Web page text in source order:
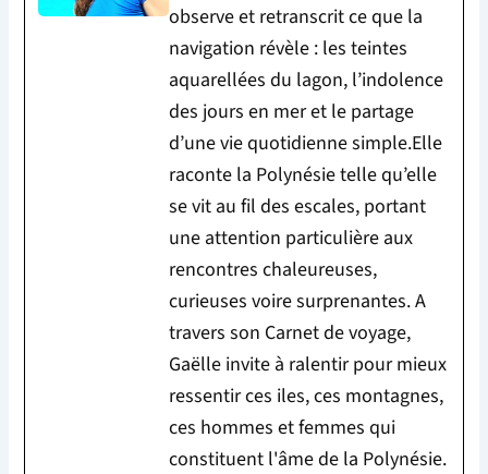
observe et retranscrit ce que la
navigation révèle : les teintes
aquarellées du lagon, l’indolence
des jours en mer et le partage
d’une vie quotidienne simple.Elle
raconte la Polynésie telle qu’elle
se vit au fil des escales, portant
une attention particulière aux
rencontres chaleureuses,
curieuses voire surprenantes. A
travers son Carnet de voyage,
Gaëlle invite à ralentir pour mieux
ressentir ces iles, ces montagnes,
ces hommes et femmes qui
constituent l'âme de la Polynésie.